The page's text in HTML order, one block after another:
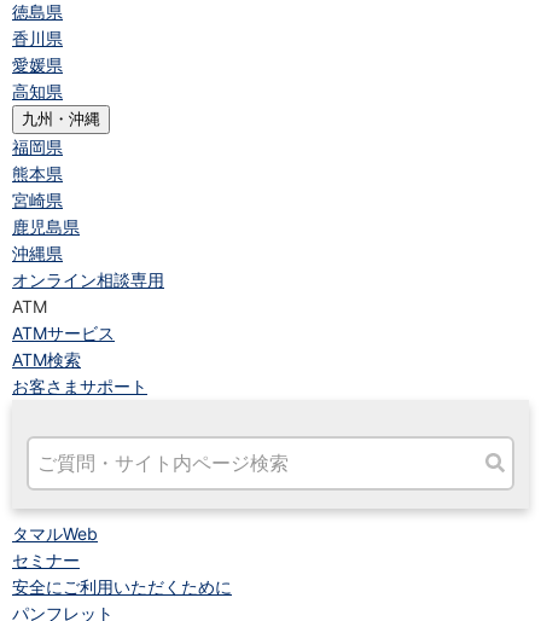
徳島県
香川県
愛媛県
高知県
九州・沖縄
福岡県
熊本県
宮崎県
鹿児島県
沖縄県
オンライン相談専用
ATM
ATMサービス
ATM検索
お客さまサポート
タマルWeb
セミナー
安全にご利用いただくために
パンフレット